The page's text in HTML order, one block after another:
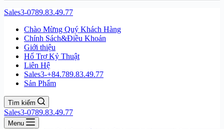
Sales3-0789.83.49.77
Chào Mừng Quý Khách Hàng
Chính Sách&Điều Khoản
Giới thiệu
Hổ Trợ Kỷ Thuật
Liên Hệ
Sales3-+84.789.83.49.77
Sản Phẩm
Tìm kiếm
Sales3-0789.83.49.77
Menu